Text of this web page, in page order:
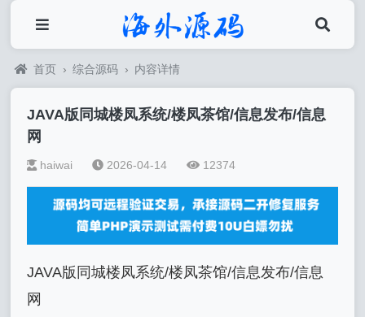
首页 › 综合源码 › 内容详情
JAVA版同城楼凤系统/楼凤茶馆/信息发布/信息
网
haiwai 2026-04-14 12374
JAVA版同城楼凤系统/楼凤茶馆/信息发布/信息
网